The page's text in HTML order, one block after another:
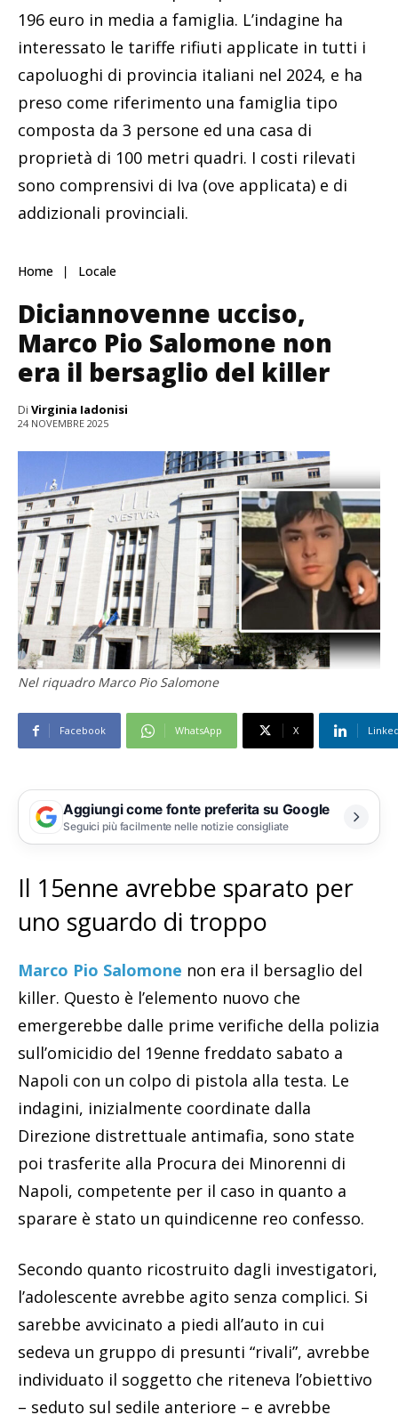
196 euro in media a famiglia. L’indagine ha
interessato le tariffe rifiuti applicate in tutti i
capoluoghi di provincia italiani nel 2024, e ha
preso come riferimento una famiglia tipo
composta da 3 persone ed una casa di
proprietà di 100 metri quadri. I costi rilevati
sono comprensivi di Iva (ove applicata) e di
addizionali provinciali.
Home Locale
Diciannovenne ucciso,
Marco Pio Salomone non
era il bersaglio del killer
Di Virginia Iadonisi
24 NOVEMBRE 2025
Nel riquadro Marco Pio Salomone
Facebook WhatsApp X
Aggiungi come fonte preferita su Google
Seguici più facilmente nelle notizie consigliate
Il 15enne avrebbe sparato per
uno sguardo di troppo
Marco Pio Salomone non era il bersaglio del
killer. Questo è l’elemento nuovo che
emergerebbe dalle prime verifiche della polizia
sull’omicidio del 19enne freddato sabato a
Napoli con un colpo di pistola alla testa. Le
indagini, inizialmente coordinate dalla
Direzione distrettuale antimafia, sono state
poi trasferite alla Procura dei Minorenni di
Napoli, competente per il caso in quanto a
sparare è stato un quindicenne reo confesso.
Secondo quanto ricostruito dagli investigatori,
l’adolescente avrebbe agito senza complici. Si
sarebbe avvicinato a piedi all’auto in cui
sedeva un gruppo di presunti “rivali”, avrebbe
individuato il soggetto che riteneva l’obiettivo
– seduto sul sedile anteriore – e avrebbe